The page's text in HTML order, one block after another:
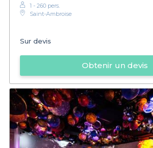
1 - 260 pers.
Saint-Ambroise
Sur devis
Obtenir un devis